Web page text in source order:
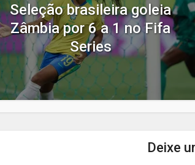
Seleção brasileira goleia
Zâmbia por 6 a 1 no Fifa
Series
Deixe